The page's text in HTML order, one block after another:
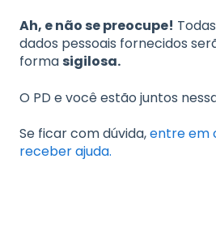
Ah, e não se preocupe!
dados pessoais fornecidos
formasigilosa.
O PD e você estão juntos
Se ficar com dúvida,entre em
receber ajuda.